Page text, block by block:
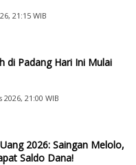
21:15 WIB
di Padang Hari Ini Mulai
2026, 21:00 WIB
2026: Saingan Melolo,
Saldo Dana!